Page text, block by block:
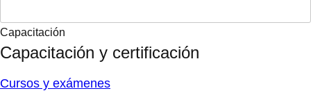
Capacitación
Capacitación y certificación
Cursos y exámenes